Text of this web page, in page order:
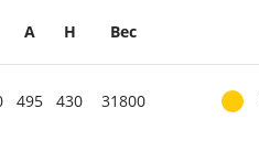
A H Вес
495 430 31800